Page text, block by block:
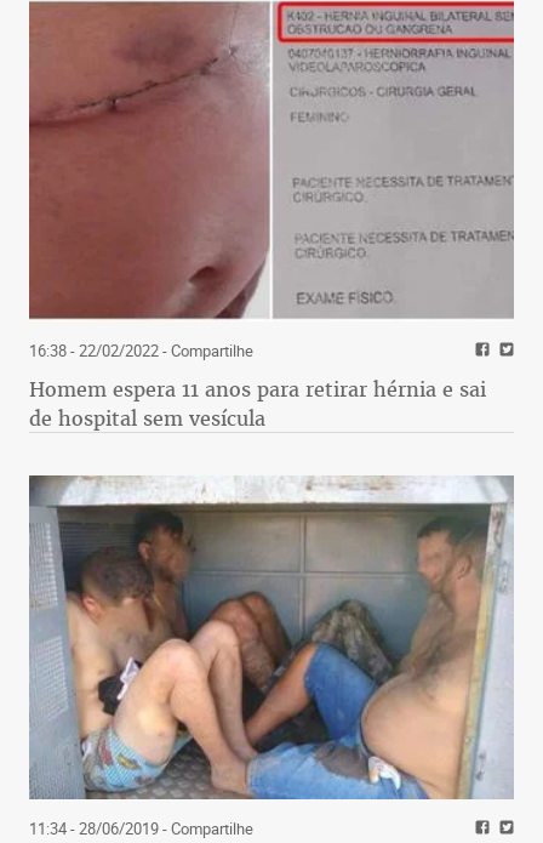
16:38 - 22/02/2022- Compartilhe
Homem espera 11 anos para retirar hérnia e sai
de hospital sem vesícula
11:34 - 28/06/2019- Compartilhe